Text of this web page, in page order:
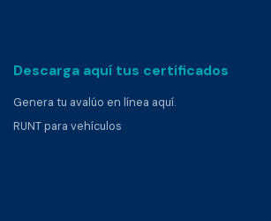
Descarga aquí tus certificados
Genera tu avalúo en línea aquí.
RUNT para vehículos